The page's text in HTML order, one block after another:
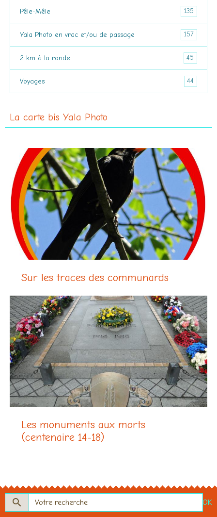
Pêle-Mêle 135
Yala Photo en vrac et/ou de passage 157
2 km à la ronde 45
Voyages 44
La carte bis Yala Photo
Sur les traces des communards
Les monuments aux morts
(centenaire 14-18)
OK